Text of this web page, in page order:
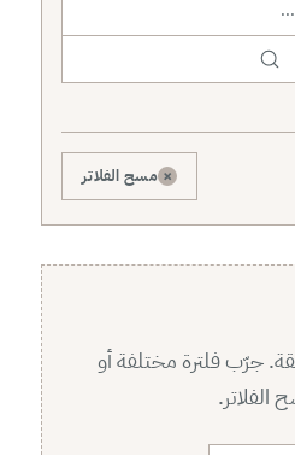
× مسح الفلاتر
جرّب فلترة مختلفة أو
الفلاتر.